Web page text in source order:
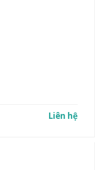
Liên hệ